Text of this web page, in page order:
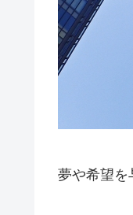
夢や希望を